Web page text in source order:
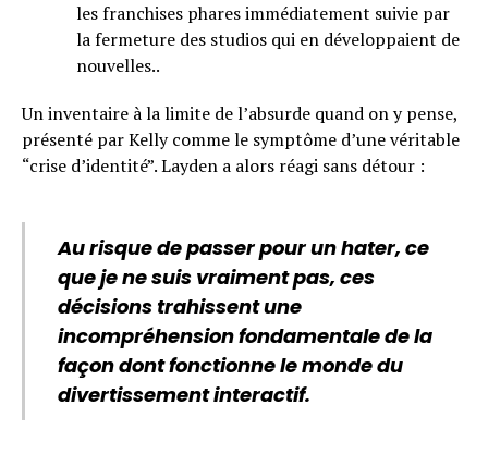
les franchises phares immédiatement suivie par
la fermeture des studios qui en développaient de
nouvelles..
Un inventaire à la limite de l’absurde quand on y pense,
présenté par Kelly comme le symptôme d’une véritable
“crise d’identité”. Layden a alors réagi sans détour :
Au risque de passer pour un hater, ce
que je ne suis vraiment pas, ces
décisions trahissent une
incompréhension fondamentale de la
façon dont fonctionne le monde du
divertissement interactif.